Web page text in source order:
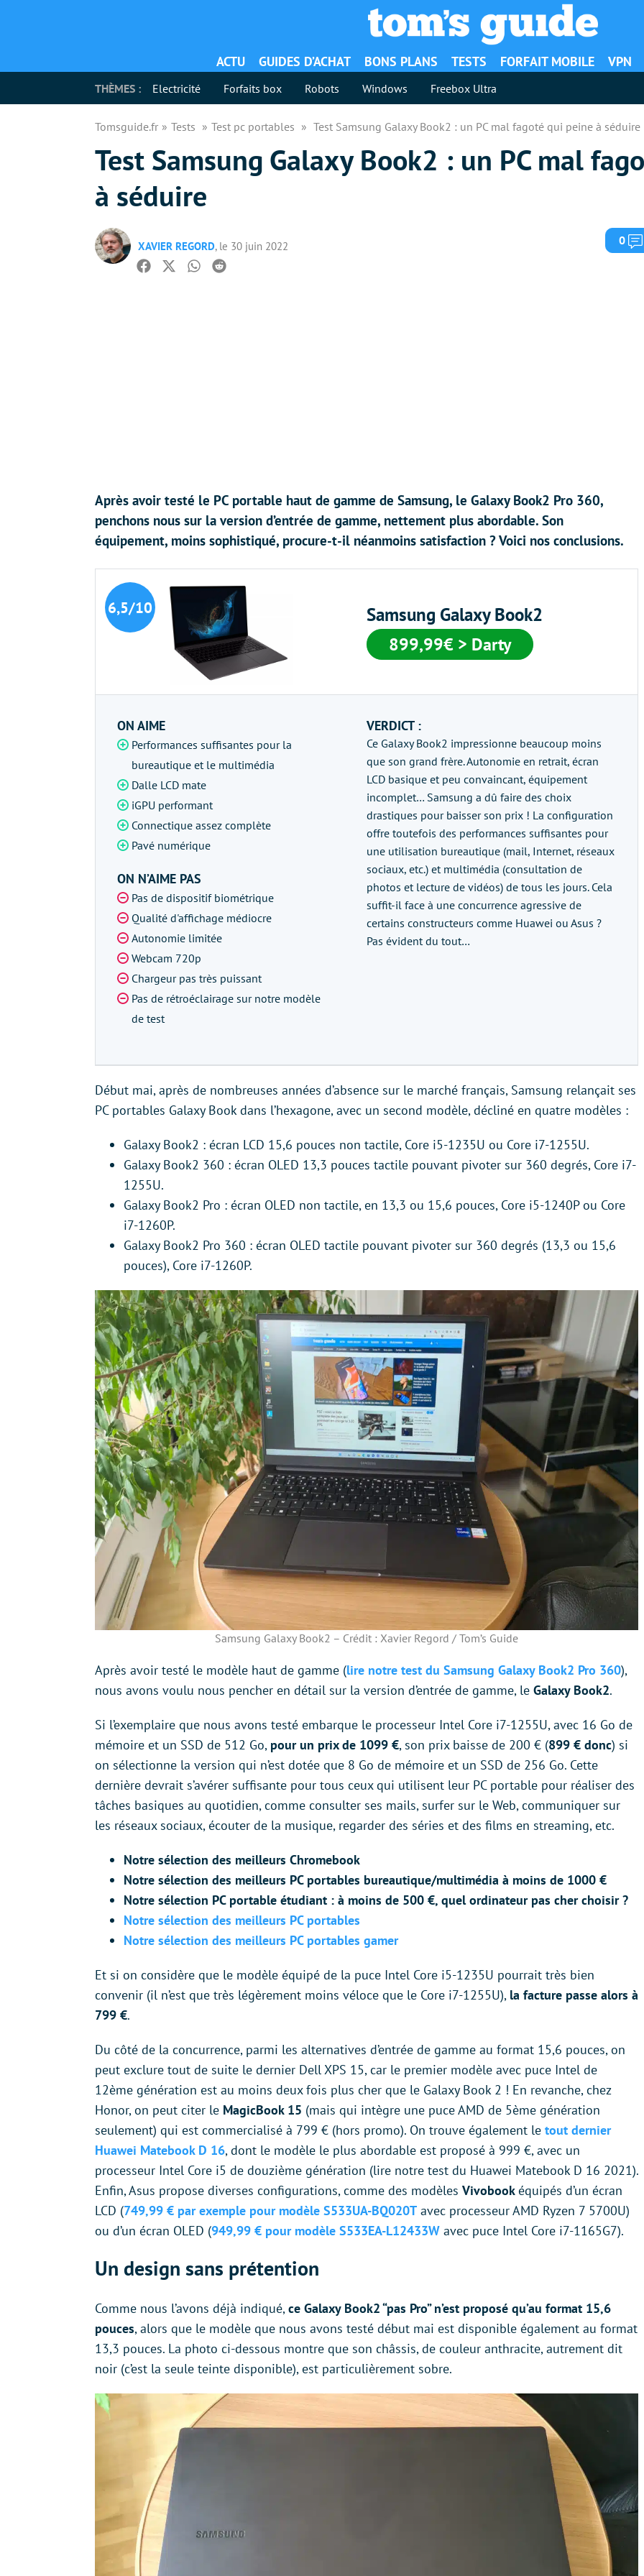
ACTU GUIDES D’ACHAT BONS PLANS TESTS FORFAIT MOBILE VPN
THÈMES : Electricité Forfaits box Robots Windows Freebox Ultra
Tomsguide.fr Tests Test pc portables Test Samsung Galaxy Book2 : un PC mal fagoté qui peine à séduire
Test Samsung Galaxy Book2 : un PC mal
à séduire
XAVIER REGORD, le 30 juin 2022 0
Facebook
TwitterWhatsapp
Reddit
Après avoir testé le PC portable haut de gamme de Samsung, le Galaxy Book2 Pro 360,
penchons nous sur la version d’entrée de gamme, nettement plus abordable. Son
équipement, moins sophistiqué, procure-t-il néanmoins satisfaction ? Voici nos conclusions.
6,5/10 Samsung Galaxy Book2
899,99€ > Darty
ON AIME
Performances suffisantes pour la
bureautique et le multimédia
Dalle LCD mate
iGPU performant
Connectique assez complète
Pavé numérique
ON N’AIME PAS
Pas de dispositif biométrique
Qualité d'affichage médiocre
Autonomie limitée
Webcam 720p
Chargeur pas très puissant
Pas de rétroéclairage sur notre modèle
de test
VERDICT :
Ce Galaxy Book2 impressionne beaucoup moins
que son grand frère. Autonomie en retrait, écran
LCD basique et peu convaincant, équipement
incomplet… Samsung a dû faire des choix
drastiques pour baisser son prix ! La configuration
offre toutefois des performances suffisantes pour
une utilisation bureautique (mail, Internet, réseaux
sociaux, etc.) et multimédia (consultation de
photos et lecture de vidéos) de tous les jours. Cela
suffit-il face à une concurrence agressive de
certains constructeurs comme Huawei ou Asus ?
Pas évident du tout…
Début mai, après de nombreuses années d’absence sur le marché français, Samsung relançait ses
PC portables Galaxy Book dans l’hexagone, avec un second modèle, décliné en quatre modèles :
Galaxy Book2 : écran LCD 15,6 pouces non tactile, Core i5-1235U ou Core i7-1255U.
Galaxy Book2 360 : écran OLED 13,3 pouces tactile pouvant pivoter sur 360 degrés, Core i7-
1255U.
Galaxy Book2 Pro : écran OLED non tactile, en 13,3 ou 15,6 pouces, Core i5-1240P ou Core
i7-1260P.
Galaxy Book2 Pro 360 : écran OLED tactile pouvant pivoter sur 360 degrés (13,3 ou 15,6
pouces), Core i7-1260P.
Samsung Galaxy Book2 – Crédit : Xavier Regord / Tom’s Guide
Après avoir testé le modèle haut de gamme (lire notre test du Samsung Galaxy Book2 Pro 360),
nous avons voulu nous pencher en détail sur la version d’entrée de gamme, le Galaxy Book2.
Si l’exemplaire que nous avons testé embarque le processeur Intel Core i7-1255U, avec 16 Go de
mémoire et un SSD de 512 Go, pour un prix de 1099 €, son prix baisse de 200 € (899 € donc) si
on sélectionne la version qui n’est dotée que 8 Go de mémoire et un SSD de 256 Go. Cette
dernière devrait s’avérer suffisante pour tous ceux qui utilisent leur PC portable pour réaliser des
tâches basiques au quotidien, comme consulter ses mails, surfer sur le Web, communiquer sur
les réseaux sociaux, écouter de la musique, regarder des séries et des films en streaming, etc.
Notre sélection des meilleurs Chromebook
Notre sélection des meilleurs PC portables bureautique/multimédia à moins de 1000 €
Notre sélection PC portable étudiant : à moins de 500 €, quel ordinateur pas cher choisir ?
Notre sélection des meilleurs PC portables
Notre sélection des meilleurs PC portables gamer
Et si on considère que le modèle équipé de la puce Intel Core i5-1235U pourrait très bien
convenir (il n’est que très légèrement moins véloce que le Core i7-1255U), la facture passe alors à
799 €.
Du côté de la concurrence, parmi les alternatives d’entrée de gamme au format 15,6 pouces, on
peut exclure tout de suite le dernier Dell XPS 15, car le premier modèle avec puce Intel de
12ème génération est au moins deux fois plus cher que le Galaxy Book 2 ! En revanche, chez
Honor, on peut citer le MagicBook 15 (mais qui intègre une puce AMD de 5ème génération
seulement) qui est commercialisé à 799 € (hors promo). On trouve également le tout dernier
Huawei Matebook D 16, dont le modèle le plus abordable est proposé à 999 €, avec un
processeur Intel Core i5 de douzième génération (lire notre test du Huawei Matebook D 16 2021).
Enfin, Asus propose diverses configurations, comme des modèles Vivobookéquipés d’un écran
LCD (749,99 € par exemple pour modèle S533UA-BQ020T avec processeur AMD Ryzen 7 5700U)
ou d’un écran OLED (949,99 € pour modèle S533EA-L12433W avec puce Intel Core i7-1165G7).
Un design sans prétention
Comme nous l’avons déjà indiqué,ce Galaxy Book2 “pas Pro” n’est proposé qu’au format 15,6
pouces, alors que le modèle que nous avons testé début mai est disponible également au format
13,3 pouces. La photo ci-dessous montre que son châssis, de couleur anthracite, autrement dit
noir (c’est la seule teinte disponible), est particulièrement sobre.